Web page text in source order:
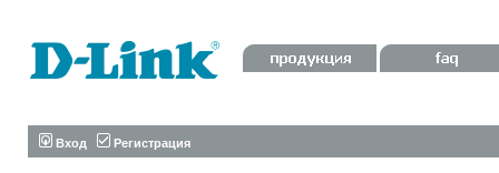
Вход Регистрация